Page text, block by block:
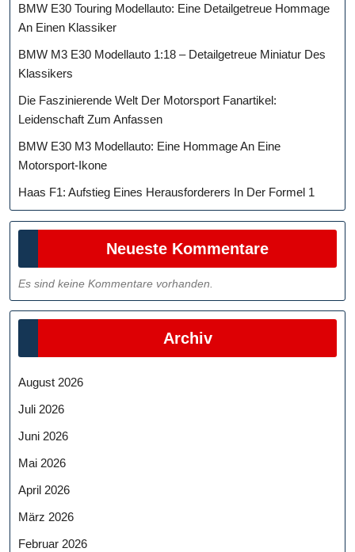
BMW E30 Touring Modellauto: Eine Detailgetreue Hommage
An Einen Klassiker
BMW M3 E30 Modellauto 1:18 – Detailgetreue Miniatur Des
Klassikers
Die Faszinierende Welt Der Motorsport Fanartikel:
Leidenschaft Zum Anfassen
BMW E30 M3 Modellauto: Eine Hommage An Eine
Motorsport-Ikone
Haas F1: Aufstieg Eines Herausforderers In Der Formel 1
Neueste Kommentare
Es sind keine Kommentare vorhanden.
Archiv
August 2026
Juli 2026
Juni 2026
Mai 2026
April 2026
März 2026
Februar 2026